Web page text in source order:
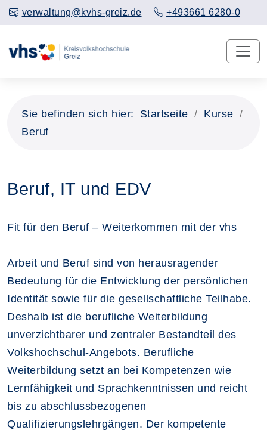
verwaltung@kvhs-greiz.de +493661 6280-0
Sie befinden sich hier: Startseite
Kurse
Beruf
Beruf, IT und EDV
Fit für den Beruf – Weiterkommen mit der vhs
Arbeit und Beruf sind von herausragender
Bedeutung für die Entwicklung der persönlichen
Identität sowie für die gesellschaftliche Teilhabe.
Deshalb ist die berufliche Weiterbildung
unverzichtbarer und zentraler Bestandteil des
Volkshochschul-Angebots. Berufliche
Weiterbildung setzt an bei Kompetenzen wie
Lernfähigkeit und Sprachkenntnissen und reicht
bis zu abschlussbezogenen
Qualifizierungslehrgängen. Der kompetente